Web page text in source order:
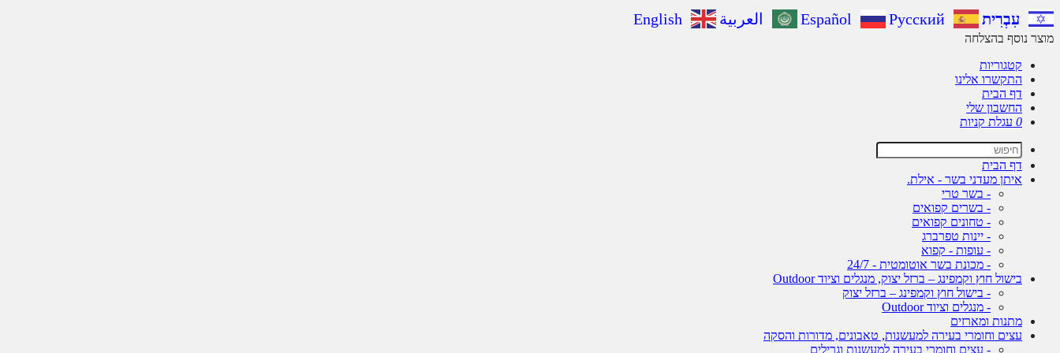
עִבְרִית Español Русский العربية English
מוצר נוסף בהצלחה
קטגוריות
התקשרו אלינו
דף הבית
החשבון שלי
0 עגלת קניות
דף הבית
איתן מעדני בשר - אילת.
- בשר טרי
- בשרים קפואים
- טחונים קפואים
- יינות טפרברג
- עופות - קפוא
- מכונת בשר אוטומטית - 24/7
בישול חוץ וקמפינג – ברזל יצוק, מנגלים וציוד Outdoor
- בישול חוץ וקמפינג – ברזל יצוק
- מנגלים וציוד Outdoor
מתנות ומארזים
עצים וחומרי בעירה למעשנות, טאבונים, מדורות והסקה
- עצים וחומרי בעירה למעשנות וגרילים